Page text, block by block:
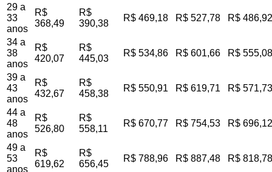
29 a
33
anos
R$
368,49
R$
390,38
R$ 469,18 R$ 527,78 R$ 486,92
34 a
38
anos
R$
420,07
R$
445,03
R$ 534,86 R$ 601,66 R$ 555,08
39 a
43
anos
R$
432,67
R$
458,38
R$ 550,91 R$ 619,71 R$ 571,73
44 a
48
anos
R$
526,80
R$
558,11
R$ 670,77 R$ 754,53 R$ 696,12
49 a
53
anos
R$
619,62
R$
656,45
R$ 788,96 R$ 887,48 R$ 818,78